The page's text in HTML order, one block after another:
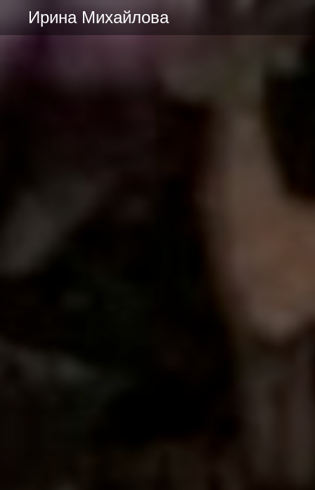
Ирина Михайлова